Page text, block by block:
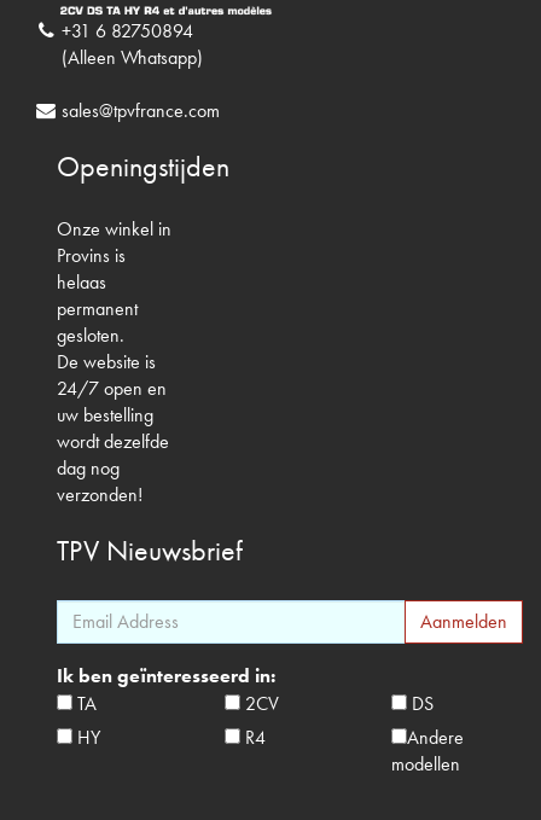
+31 6 82750894
(Alleen Whatsapp)
sales@tpvfrance.com
Openingstijden
Onze winkel in
Provins is
helaas
permanent
gesloten.
De website is
24/7 open en
uw bestelling
wordt dezelfde
dag nog
verzonden!
TPV Nieuwsbrief
Ik ben geïnteresseerd in:
TA
2CV
DS
HY
R4
Andere
modellen